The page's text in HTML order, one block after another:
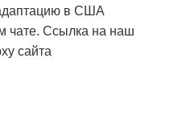
в США
чате. Ссылка на наш
сайта